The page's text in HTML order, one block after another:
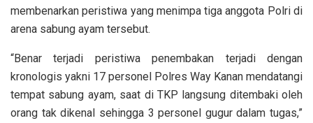
membenarkan peristiwa yang menimpa tiga anggota Polri di
arena sabung ayam tersebut.
“Benar terjadi peristiwa penembakan terjadi dengan
kronologis yakni 17 personel Polres Way Kanan mendatangi
tempat sabung ayam, saat di TKP langsung ditembaki oleh
orang tak dikenal sehingga 3 personel gugur dalam tugas,”